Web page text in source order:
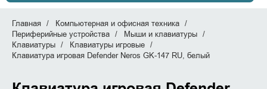
Главная
Компьютерная и офисная техника
Периферийные устройства
Мыши и клавиатуры
Клавиатуры
Клавиатуры игровые
Клавиатура игровая Defender Neros GK-147 RU, белый